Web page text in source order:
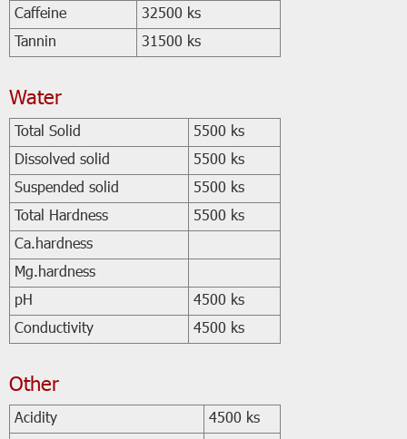
Caffeine
32500 ks
Tannin
31500 ks
Water
Total Solid
5500 ks
Dissolved solid
5500 ks
Suspended solid
5500 ks
Total Hardness
5500 ks
Ca.hardness
Mg.hardness
pH
4500 ks
Conductivity
4500 ks
Other
Acidity
4500 ks